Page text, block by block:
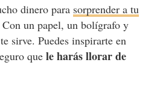
dinero para sorprender a tu
Con un papel, un bolígrafo y
sirve. Puedes inspirarte en
quele harás llorar de